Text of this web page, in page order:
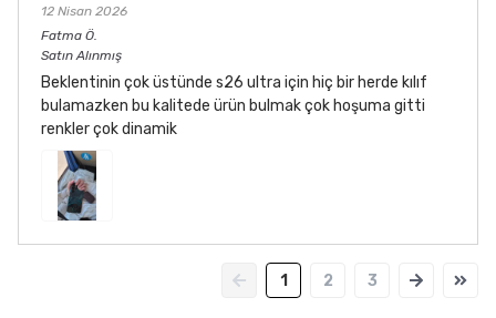
12 Nisan 2026
Fatma Ö.
Satın Alınmış
Beklentinin çok üstünde s26 ultra için hiç bir herde kılıf
bulamazken bu kalitede ürün bulmak çok hoşuma gitti
renkler çok dinamik
1 2 3